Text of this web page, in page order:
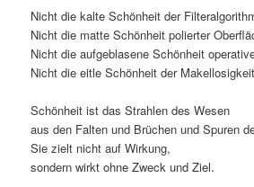
Nicht die kalte Schönheit der
Nicht die matte Schönheit polierter
Nicht die aufgeblasene Schönheit
Nicht die eitle Schönheit der Makellosigkeit
Schönheit ist das Strahlen des Wesen
aus den Falten und Brüchen und Spuren
Sie zielt nicht auf Wirkung,
sondern wirkt ohne Zweck und Ziel.